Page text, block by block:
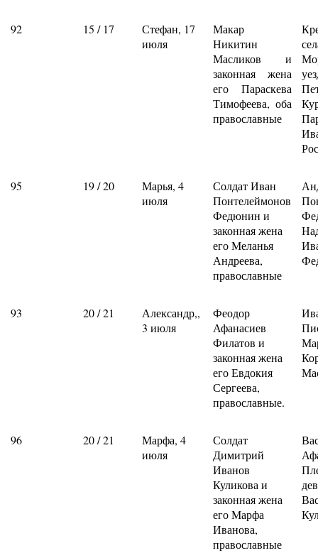
92 15 / 17
Стефан, 17
июля
Макар
Никитин
Масликов и
законная жена
его Параскева
Тимофеева, оба
православные
95 19 / 20
Марья, 4
июля
Солдат Иван
Понтелеймонов
Федюнин и
законная жена
его Меланья
Андреева,
православные
93 20 / 21
Александр,,
3 июля
Феодор
Афанасиев
Филатов и
законная жена
его Евдокия
Сергеева,
православные.
96 20 / 21
Марфа, 4
июля
Солдат
Димитрий
Иванов
Куликова и
законная жена
его Марфа
Иванова,
православные